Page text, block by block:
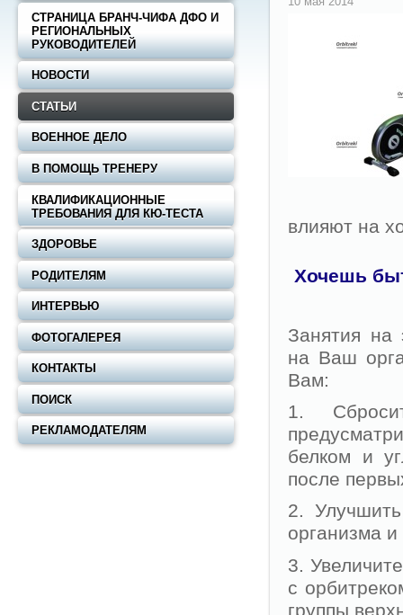
влияют на
Хочешь
Занятия на
на Ваш
Вам:
1.
белком и
после
2.
организма
3.
с
группы
СТРАНИЦА БРАНЧ-ЧИФА ДФО И
РЕГИОНАЛЬНЫХ
РУКОВОДИТЕЛЕЙ
НОВОСТИ
СТАТЬИ
ВОЕННОЕ ДЕЛО
В ПОМОЩЬ ТРЕНЕРУ
КВАЛИФИКАЦИОННЫЕ
ТРЕБОВАНИЯ ДЛЯ КЮ-ТЕСТА
ЗДОРОВЬЕ
РОДИТЕЛЯМ
ИНТЕРВЬЮ
ФОТОГАЛЕРЕЯ
КОНТАКТЫ
ПОИСК
РЕКЛАМОДАТЕЛЯМ